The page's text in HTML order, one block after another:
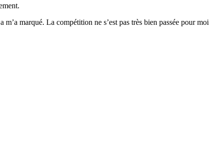
m’a marqué. La compétition ne s’est pas très bien passée pour moi